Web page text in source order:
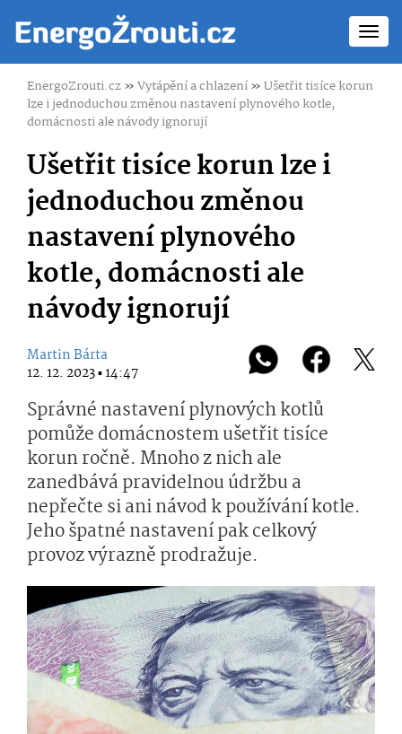
EnergoZrouti.cz»Vytápění a chlazení»Ušetřit tisíce korun
lze i jednoduchou změnou nastavení plynového kotle,
domácnosti ale návody ignorují
Ušetřit tisíce korun lze i
jednoduchou změnou
nastavení plynového
kotle, domácnosti ale
návody ignorují
Martin Bárta
12. 12. 2023 ▪ 14:47
Správné nastavení plynových kotlů
pomůže domácnostem ušetřit tisíce
korun ročně. Mnoho z nich ale
zanedbává pravidelnou údržbu a
nepřečte si ani návod k používání kotle.
Jeho špatné nastavení pak celkový
provoz výrazně prodražuje.